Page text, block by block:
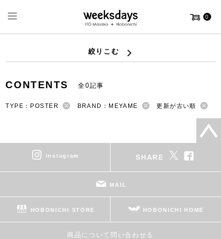
0
絞りこむ
CONTENTS 全0記事
TYPE：POSTER BRAND：MEYAME 更新が古い順
instagram SHARE
MAIL
HOBONICHI STORE HOBONICHI HOME
商品について問い合わせる